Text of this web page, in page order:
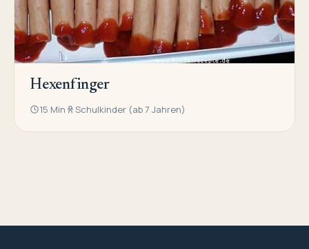
Hexenfinger
15 Min Schulkinder (ab 7 Jahren)